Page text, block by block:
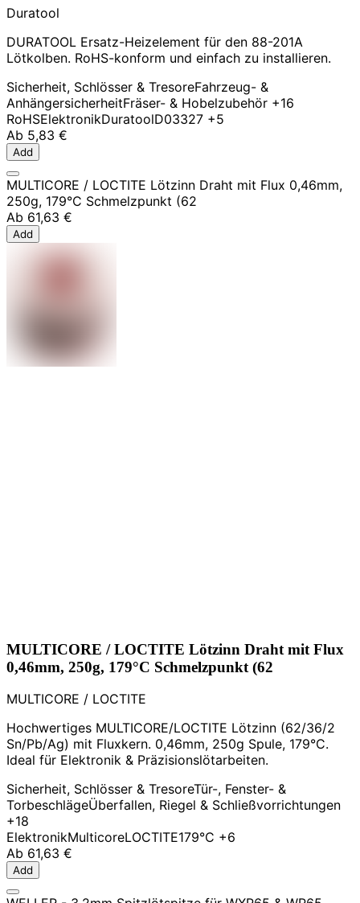
Duratool
DURATOOL Ersatz-Heizelement für den 88-201A
Lötkolben. RoHS-konform und einfach zu installieren.
Sicherheit, Schlösser & TresoreFahrzeug- &
AnhängersicherheitFräser- & Hobelzubehör +16
RoHSElektronikDuratoolD03327 +5
Ab 5,83 €
Add
MULTICORE / LOCTITE Lötzinn Draht mit Flux 0,46mm,
250g, 179°C Schmelzpunkt (62
Ab 61,63 €
Add
MULTICORE / LOCTITE Lötzinn Draht mit Flux
0,46mm, 250g, 179°C Schmelzpunkt (62
MULTICORE / LOCTITE
Hochwertiges MULTICORE/LOCTITE Lötzinn (62/36/2
Sn/Pb/Ag) mit Fluxkern. 0,46mm, 250g Spule, 179°C.
Ideal für Elektronik & Präzisionslötarbeiten.
Sicherheit, Schlösser & TresoreTür-, Fenster- &
TorbeschlägeÜberfallen, Riegel & Schließvorrichtungen
+18
ElektronikMulticoreLOCTITE179°C +6
Ab 61,63 €
Add